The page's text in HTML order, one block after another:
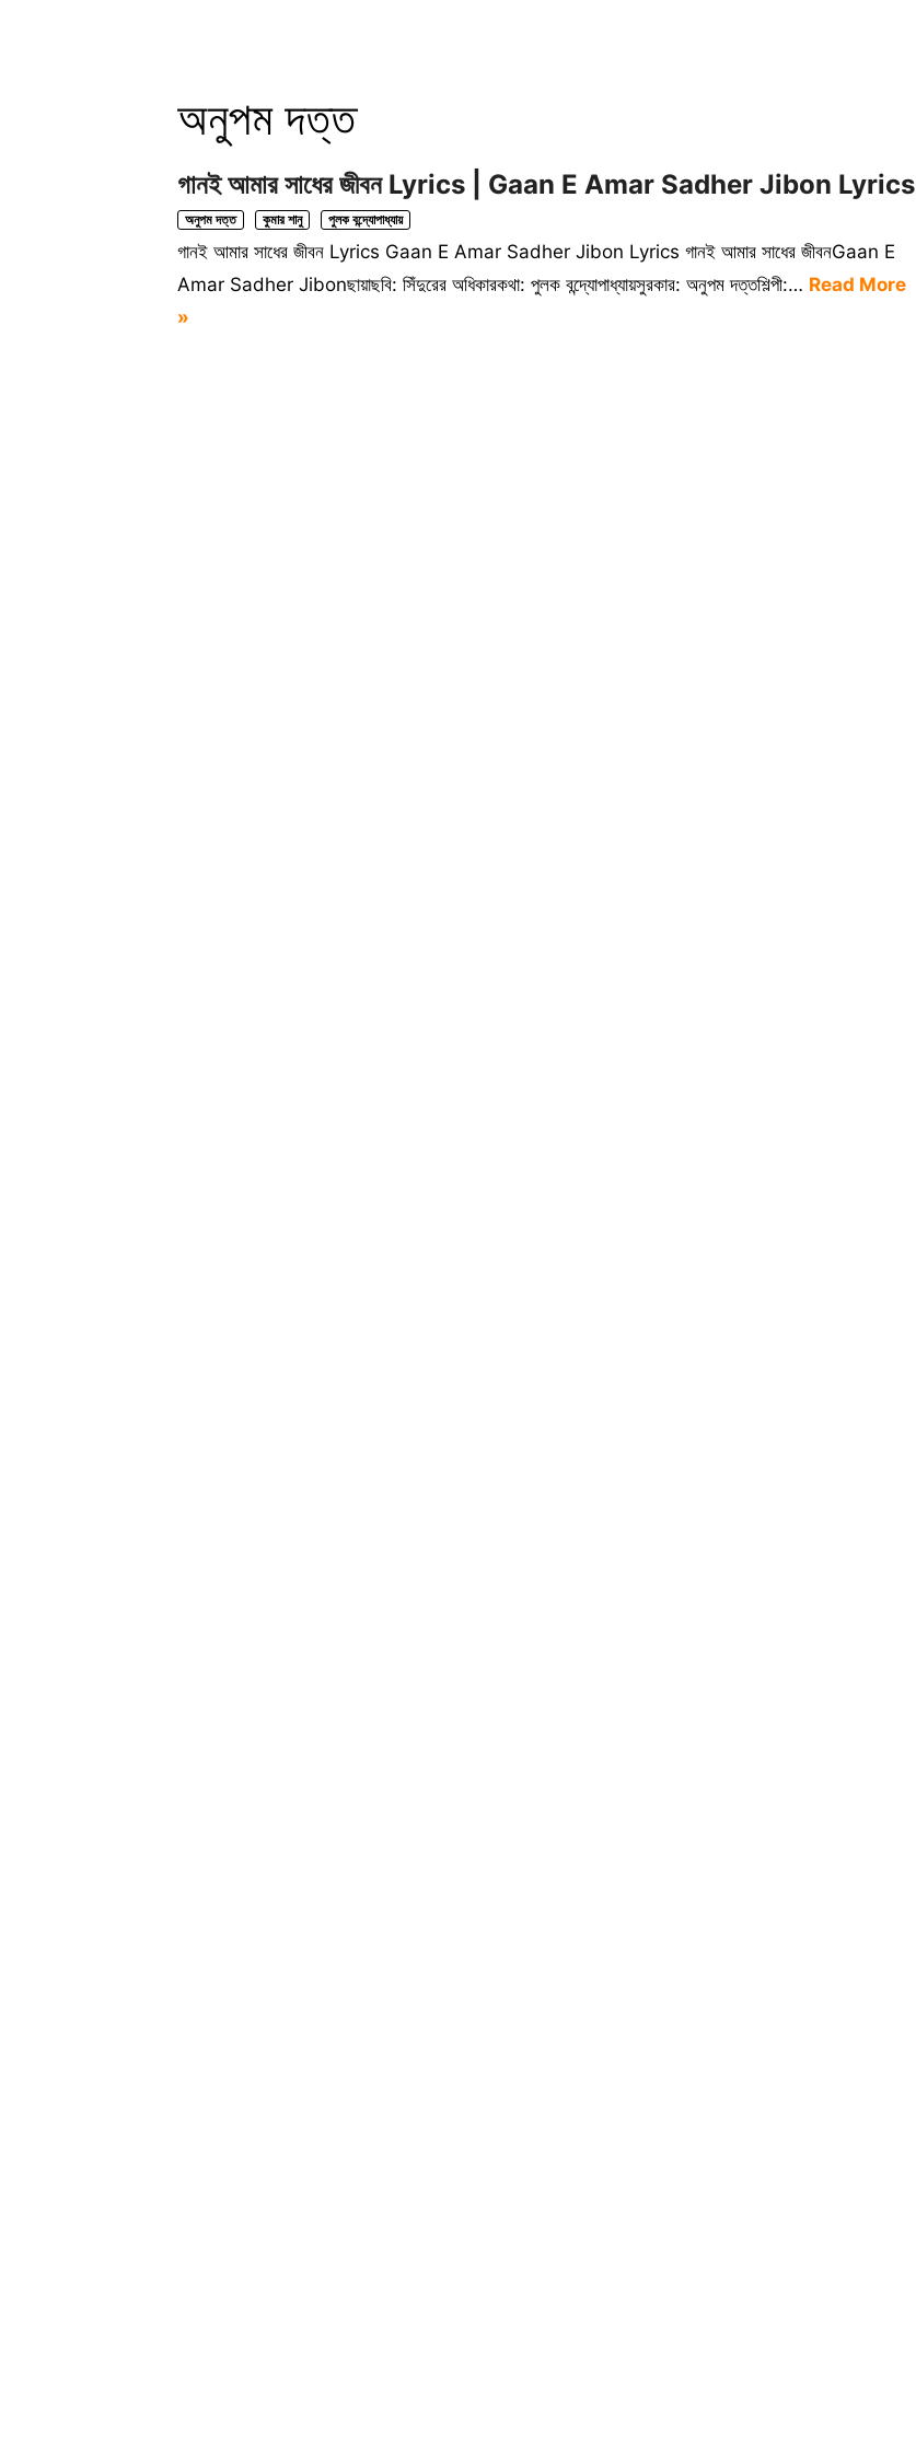
অনুপম দত্ত
গানই আমার সাধের জীবন Lyrics | Gaan E Amar Sadher Jibon Lyrics
অনুপম দত্ত কুমার শানু পুলক বন্দ্যোপাধ্যায়
গানই আমার সাধের জীবন Lyrics Gaan E Amar Sadher Jibon Lyrics গানই আমার সাধের জীবনGaan E
Amar Sadher Jibonছায়াছবি: সিঁদুরের অধিকারকথা: পুলক বন্দ্যোপাধ্যায়সুরকার: অনুপম দত্তশিল্পী:… Read More
»